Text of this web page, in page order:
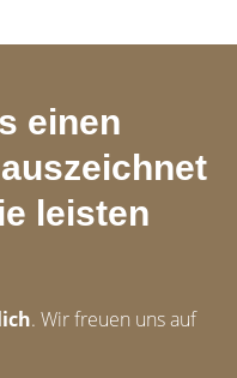
einen
leisten
. Wir freuen uns auf